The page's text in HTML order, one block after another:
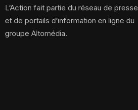
L’Action fait partie du réseau de presse
et de portails d’information en ligne du
groupe Altomédia.